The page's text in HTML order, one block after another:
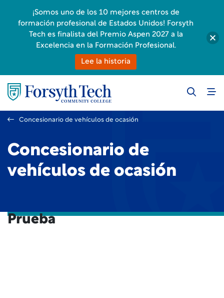
Concesionario de vehículos de ocasión
Concesionario de
vehículos de ocasión
Prueba
¡Somos uno de los 10 mejores centros de
formación profesional de Estados Unidos! Forsyth
Tech es finalista del Premio Aspen 2027 a la
Excelencia en la Formación Profesional.
Lee la historia